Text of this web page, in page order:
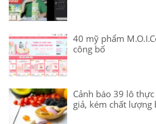
40 mỹ phẩm
công bố
Cảnh báo 39 lô
giả, kém chất